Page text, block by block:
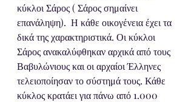
κύκλοι Σάρος ( Σάρος σημαίνει
επανάληψη).  Η κάθε οικογένεια έχει τα
δικά της χαρακτηριστικά. Οι κύκλοι
Σάρος ανακαλύφθηκαν αρχικά από τους
Βαβυλώνιους και οι αρχαίοι Έλληνες
τελειοποίησαν το σύστημά τους. Κάθε
κύκλος κρατάει για πάνω από 1.000